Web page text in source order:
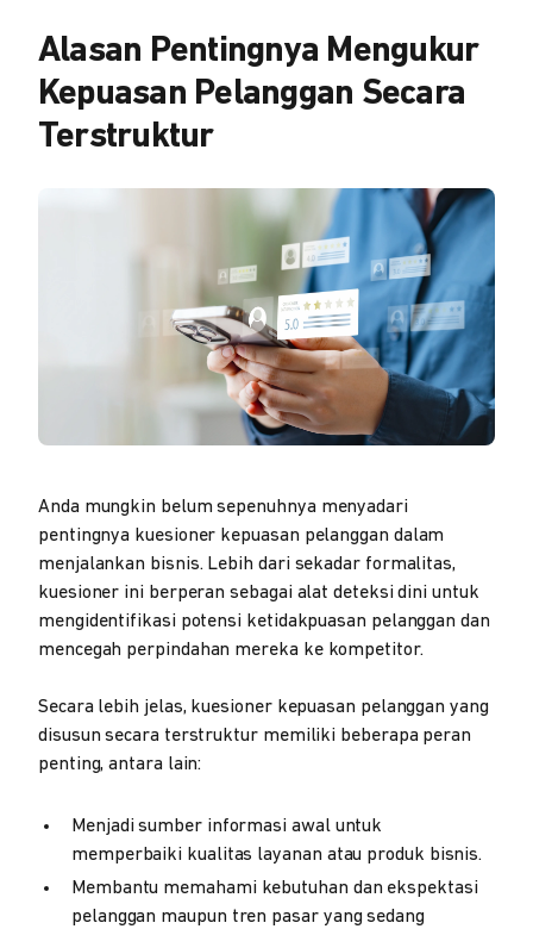
Alasan Pentingnya Mengukur
Kepuasan Pelanggan Secara
Terstruktur
Anda mungkin belum sepenuhnya menyadari
pentingnya kuesioner kepuasan pelanggan dalam
menjalankan bisnis. Lebih dari sekadar formalitas,
kuesioner ini berperan sebagai alat deteksi dini untuk
mengidentifikasi potensi ketidakpuasan pelanggan dan
mencegah perpindahan mereka ke kompetitor.
Secara lebih jelas, kuesioner kepuasan pelanggan yang
disusun secara terstruktur memiliki beberapa peran
penting, antara lain:
Menjadi sumber informasi awal untuk
memperbaiki kualitas layanan atau produk bisnis.
Membantu memahami kebutuhan dan ekspektasi
pelanggan maupun tren pasar yang sedang